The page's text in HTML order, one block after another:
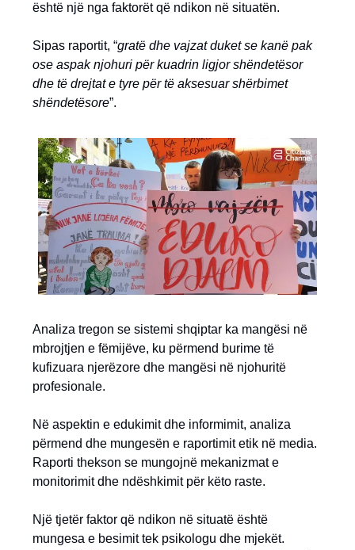
është një nga faktorët që ndikon në situatën.
Sipas raportit, “gratë dhe vajzat duket se kanë pak
ose aspak njohuri për kuadrin ligjor shëndetësor
dhe të drejtat e tyre për të aksesuar shërbimet
shëndetësore”.
Analiza tregon se sistemi shqiptar ka mangësi në
mbrojtjen e fëmijëve, ku përmend burime të
kufizuara njerëzore dhe mangësi në njohuritë
profesionale.
Në aspektin e edukimit dhe informimit, analiza
përmend dhe mungesën e raportimit etik në media.
Raporti thekson se mungojnë mekanizmat e
monitorimit dhe ndëshkimit për këto raste.
Një tjetër faktor që ndikon në situatë është
mungesa e besimit tek psikologu dhe mjekët.